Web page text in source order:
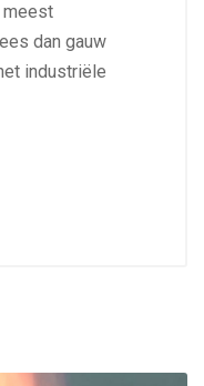
meest
dan gauw
industriële